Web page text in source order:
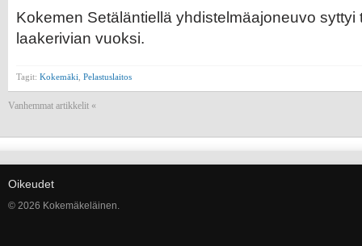
Kokemen Setäläntiellä yhdistelmäajoneuvo syttyi
laakerivian vuoksi.
Tagit: Kokemäki Pelastuslaitos
Vanhemmat artikkelit «
Oikeudet
© 2026 Kokemäkeläinen.